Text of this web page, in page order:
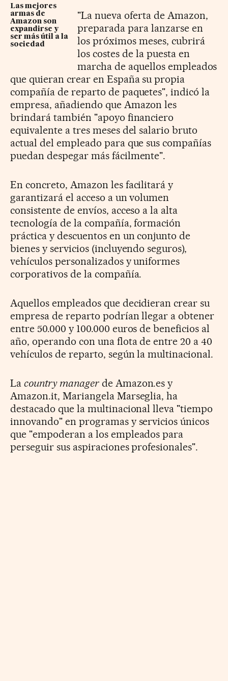
Las mejores
armas de
Amazon son
expandirse y
ser más útil a la
sociedad
"La nueva oferta de Amazon,
preparada para lanzarse en
los próximos meses, cubrirá
los costes de la puesta en
marcha de aquellos empleados
que quieran crear en España su propia
compañía de reparto de paquetes", indicó la
empresa, añadiendo que Amazon les
brindará también "apoyo financiero
equivalente a tres meses del salario bruto
actual del empleado para que sus compañías
puedan despegar más fácilmente".
En concreto, Amazon les facilitará y
garantizará el acceso a un volumen
consistente de envíos, acceso a la alta
tecnología de la compañía, formación
práctica y descuentos en un conjunto de
bienes y servicios (incluyendo seguros),
vehículos personalizados y uniformes
corporativos de la compañía.
Aquellos empleados que decidieran crear su
empresa de reparto podrían llegar a obtener
entre 50.000 y 100.000 euros de beneficios al
año, operando con una flota de entre 20 a 40
vehículos de reparto, según la multinacional.
La country managerde Amazon.es y
Amazon.it, Mariangela Marseglia, ha
destacado que la multinacional lleva "tiempo
innovando" en programas y servicios únicos
que "empoderan a los empleados para
perseguir sus aspiraciones profesionales".